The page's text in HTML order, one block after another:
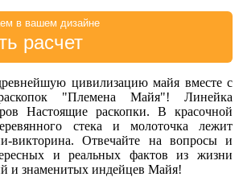
в вашем дизайне
расчет
цивилизацию майя вместе с
"Племена Майя"! Линейка
Настоящие раскопки. В красочной
стека и молоточка лежит
викторина. Отвечайте на вопросы и
и реальных фактов из жизни
и знаменитых индейцев Майя!